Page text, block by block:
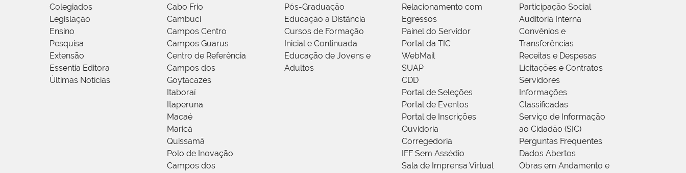
Colegiados
Legislação
Ensino
Pesquisa
Extensão
Essentia Editora
Últimas Notícias
Cabo Frio
Cambuci
Campos Centro
Campos Guarus
Centro de Referência
Campos dos
Goytacazes
Itaboraí
Itaperuna
Macaé
Maricá
Quissamã
Polo de Inovação
Campos dos
Pós-Graduação
Educação a Distância
Cursos de Formação
Inicial e Continuada
Educação de Jovens e
Adultos
Relacionamento com
Egressos
Painel do Servidor
Portal da TIC
WebMail
SUAP
CDD
Portal de Seleções
Portal de Eventos
Portal de Inscrições
Ouvidoria
Corregedoria
IFF Sem Assédio
Sala de Imprensa Virtual
Participação Social
Auditoria Interna
Convênios e
Transferências
Receitas e Despesas
Licitações e Contratos
Servidores
Informações
Classificadas
Serviço de Informação
ao Cidadão (SIC)
Perguntas Frequentes
Dados Abertos
Obras em Andamento e